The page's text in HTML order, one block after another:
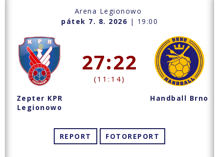
Arena Legionowo
pátek 7. 8. 2026 | 19:00
Zepter KPR
Legionowo
27:22
(11:14)
Handball Brno
REPORT FOTOREPORT